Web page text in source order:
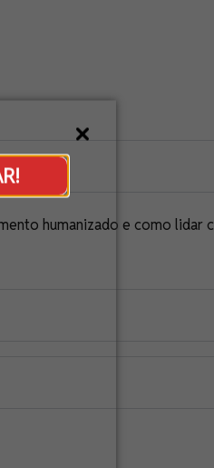
humanizado e como lidar